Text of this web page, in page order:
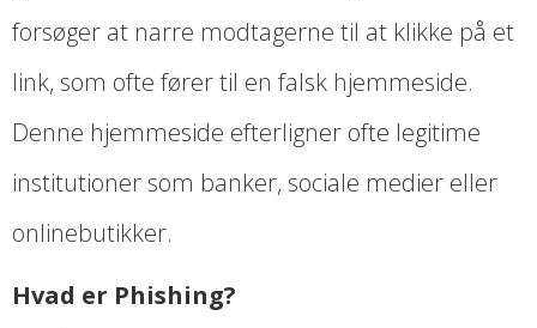
forsøger at narre modtagerne til at klikke på et
link, som ofte fører til en falsk hjemmeside.
Denne hjemmeside efterligner ofte legitime
institutioner som banker, sociale medier eller
onlinebutikker.
Hvad er Phishing?